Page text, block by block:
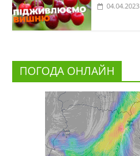
04.04.2023
ПОГОДА ОНЛАЙН